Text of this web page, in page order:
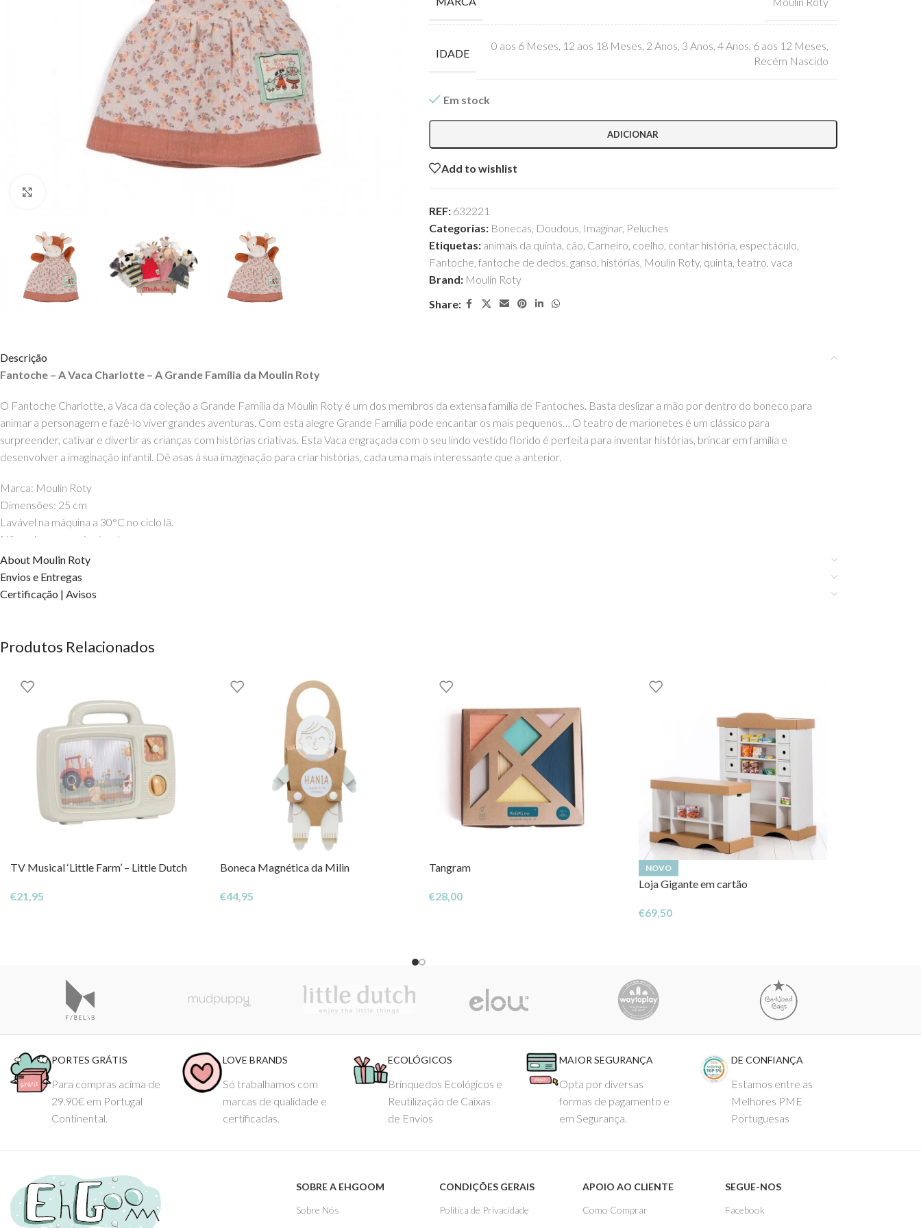
IDADE
0 aos 6 Meses, 12 aos 18 Meses, 2 Anos, 3 Anos, 4 Anos, 6 aos 12 Meses,
Recém Nascido
Em stock
ADICIONAR
Add to wishlist
REF: 632221
Categorias: Bonecas, Doudous, Imaginar, Peluches
Etiquetas: animais da quinta, cão, Carneiro, coelho, contar história, espectáculo,
Fantoche, fantoche de dedos, ganso, histórias, Moulin Roty, quinta, teatro, vaca
Brand: Moulin Roty
Share:
Descrição
Fantoche – A Vaca Charlotte – A Grande Família da Moulin Roty
O Fantoche Charlotte, a Vaca da coleção a Grande Família da Moulin Roty é um dos membros da extensa família de Fantoches. Basta deslizar a mão por dentro do boneco para
animar a personagem e fazê-lo viver grandes aventuras. Com esta alegre Grande Família pode encantar os mais pequenos… O teatro de marionetes é um clássico para
surpreender, cativar e divertir as crianças com histórias criativas. Esta Vaca engraçada com o seu lindo vestido florido é perfeita para inventar histórias, brincar em família e
desenvolver a imaginação infantil. Dê asas à sua imaginação para criar histórias, cada uma mais interessante que a anterior.
Marca: Moulin Roty
Dimensões: 25 cm
Lavável na máquina a 30°C no ciclo lã.
Não colocar na máquina de secar.
Idade: a partir dos 3 anos
Moulin Roty
DIREITOS DOS CONTEÚDOS ESTÃO RESERVADOS À EHGOOM – TOYS WITH
About Moulin Roty
Envios e Entregas
Certificação | Avisos
Produtos Relacionados
TV Musical ‘Little Farm’ – Little Dutch
€21,95
Boneca Magnética da Milin
€44,95
Tangram
€28,00
NOVO
Loja Gigante em cartão
€69,50
PORTES GRÁTIS
Para compras acima de
29.90€ em Portugal
Continental.
LOVE BRANDS
Só trabalhamos com
marcas de qualidade e
certificadas.
ECOLÓGICOS
Brinquedos Ecológicos e
Reutilização de Caixas
de Envios
MAIOR SEGURANÇA
Opta por diversas
formas de pagamento e
em Segurança.
DE CONFIANÇA
Estamos entre as
Melhores PME
Portuguesas
SOBRE A EHGOOM
Sobre Nós
CONDIÇÕES GERAIS
Politica de Privacidade
APOIO AO CLIENTE
Como Comprar
SEGUE-NOS
Facebook